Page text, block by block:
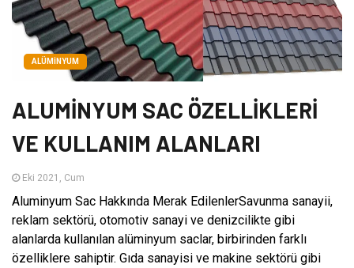
ALÜMINYUM
ALUMİNYUM SAC ÖZELLİKLERİ
VE KULLANIM ALANLARI
Eki 2021, Cum
Aluminyum Sac Hakkında Merak EdilenlerSavunma sanayii,
reklam sektörü, otomotiv sanayi ve denizcilikte gibi
alanlarda kullanılan alüminyum saclar, birbirinden farklı
özelliklere sahiptir. Gıda sanayisi ve makine sektörü gibi